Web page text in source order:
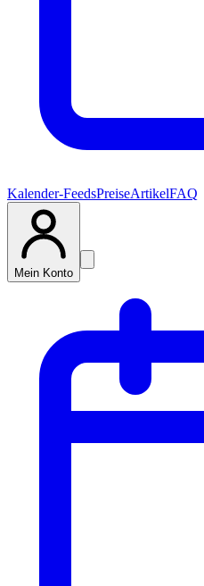
Kalender-FeedsPreiseArtikelFAQ
Mein Konto